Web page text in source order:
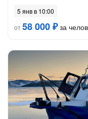
5 янв в 10:00
от58 000 ₽за